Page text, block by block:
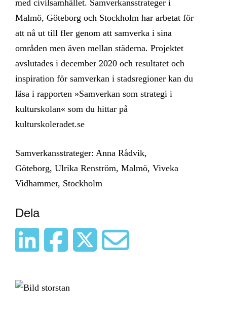
med civilsamhället. Samverkansstrateger i
Malmö, Göteborg och Stockholm har arbetat för
att nå ut till fler genom att samverka i sina
områden men även mellan städerna. Projektet
avslutades i december 2020 och resultatet och
inspiration för samverkan i stadsregioner kan du
läsa i rapporten »Samverkan som strategi i
kulturskolan« som du hittar på
kulturskoleradet.se
Samverkansstrateger: Anna Rådvik,
Göteborg, Ulrika Renström, Malmö, Viveka
Vidhammer, Stockholm
Dela